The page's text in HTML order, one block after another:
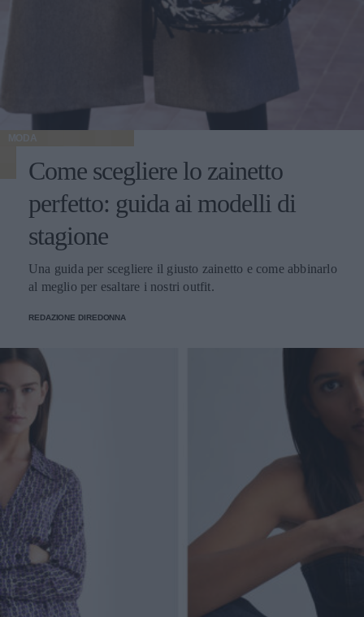
MODA
Come scegliere lo zainetto
perfetto: guida ai modelli di
stagione
Una guida per scegliere il giusto zainetto e come abbinarlo
al meglio per esaltare i nostri outfit.
REDAZIONE DIREDONNA